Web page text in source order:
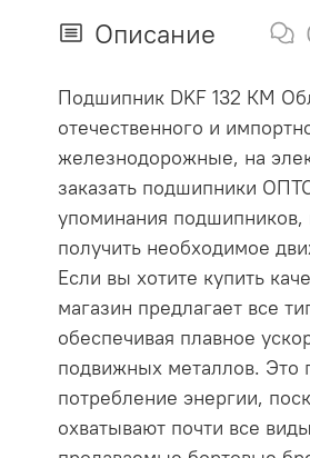
Описание
Подшипник DKF 132 КМ
отечественного и
железнодорожные, на
заказать подшипники
упоминания
получить необходимое
Если вы хотите купить
магазин предлагает все
обеспечивая плавное
подвижных металлов. Это
потребление энергии,
охватывают почти все